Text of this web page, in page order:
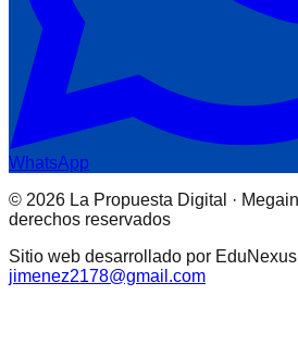
WhatsApp
© 2026 La Propuesta Digital ·
derechos reservados
Sitio web desarrollado por EduNexus
jimenez2178@gmail.com